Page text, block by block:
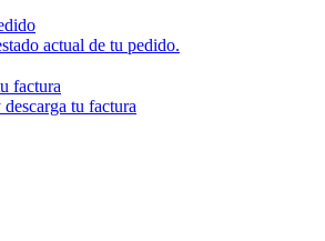
actual de tu pedido.
factura
tu factura